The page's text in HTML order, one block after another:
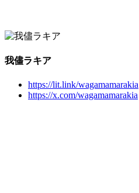
我儘ラキア
https://lit.link/wagamamarakia
https://x.com/wagamamarakia